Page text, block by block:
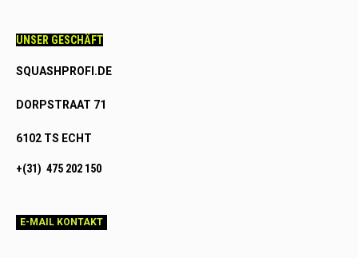
UNSER GESCHÄFT
SQUASHPROFI.DE
DORPSTRAAT 71
6102 TS ECHT
+(31) 475 202 150
E-MAIL KONTAKT